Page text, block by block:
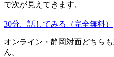
で次が見えてきます。
30分、話してみる（完全無料）
オンライン・静岡対面どちら
ん。